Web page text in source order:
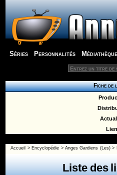
Séries Personnalités Médiathèque
Fiche de
Accueil > Encyclopédie >Anges Gardiens (Les)>
Liste des